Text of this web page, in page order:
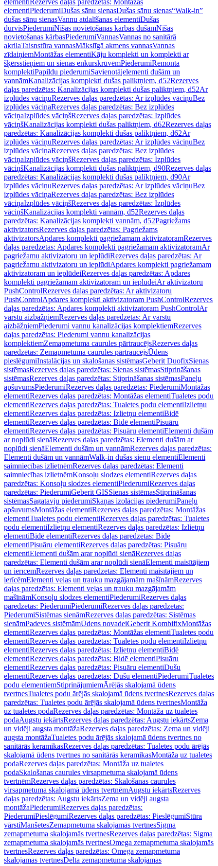
elementiRezerves daļas paredzētas: Montāžas
elementiPiederumiDušas sānu sienasDušas sānu sienas“Walk-in”
dušas sānu sienasVannu atdalīšanas elementiDušas
durvisPiederumiNišas novietošanas kārbas dušāmNišas
novietošanas kārbasPiederumiVannasVannas no sanitārā
akrilaTaisnstūra vannasMākslīgā akmens vannasVannas
zīdaiņiemMontāžas elementiKāju komplekti un komplekti ar
šķērsstieņiem un sienas enkurskrūvēmPiederumiRemonta
komplektiPapildu piederumiSavienotājelementi dušām un
vannāmKanalizācijas komplekti dušas paliktņiem, d52Rezerves
daļas paredzētas: Kanalizācijas komplekti dušas paliktņiem, d52Ar
izplūdes vāciņuRezerves daļas paredzētas: Ar izplūdes vāciņuBez
izplūdes vāciņaRezerves daļas paredzētas: Bez izplūdes
vāciņaIzplūdes vāciņšRezerves daļas paredzētas: Izplūdes
vāciņšKanalizācijas komplekti dušas paliktņiem, d62Rezerves daļas
paredzētas: Kanalizācijas komplekti dušas paliktņiem, d62Ar
izplūdes vāciņuRezerves daļas paredzētas: Ar izplūdes vāciņuBez
izplūdes vāciņaRezerves daļas paredzētas: Bez izplūdes
vāciņaIzplūdes vāciņšRezerves daļas paredzētas: Izplūdes
vāciņšKanalizācijas komplekti dušas paliktņiem, d90Rezerves daļas
paredzētas: Kanalizācijas komplekti dušas paliktņiem, d90Ar
izplūdes vāciņuRezerves daļas paredzētas: Ar izplūdes vāciņuBez
izplūdes vāciņaRezerves daļas paredzētas: Bez izplūdes
vāciņaIzplūdes vāciņšRezerves daļas paredzētas: Izplūdes
vāciņšKanalizācijas komplekti vannām, d52Rezerves daļas
paredzētas: Kanalizācijas komplekti vannām, d52Pagriežams
aktivizatorsRezerves daļas paredzētas: Pagriežams
aktivizatorsApdares komplekti pagriežamam aktivizatoramRezerves
daļas paredzētas: Apdares komplekti pagriežamam aktivizatoramAr
pagriežamu aktivizatoru un ieplūdiRezerves daļas paredzētas: Ar
pagriežamu aktivizatoru un ieplūdiApdares komplekti pagriežamam
aktivizatoram un ieplūdeiRezerves daļas paredzētas: Apdares
komplekti pagriežamam aktivizatoram un ieplūdeiAr aktivizatoru
PushControlRezerves daļas paredzētas: Ar aktivizatoru
PushControlApdares komplekti aktivizatoram PushControlRezerves
daļas paredzētas: Apdares komplekti aktivizatoram PushControlAr
vārstu aizbāžņiemRezerves daļas paredzētas: Ar vārstu
aizbāžņiemPiederumi vannu kanalizācijas komplektiemRezerves
daļas paredzētas: Piederumi vannu kanalizācijas
komplektiemZemapmetuma caurules pārtraucējsRezerves daļas
paredzētas: Zemapmetuma caurules pārtraucējsŪdens
pieslēgumiInstalācijas un skalošanas sistēmasGeberit DuofixSienas
sistēmasRezerves daļas paredzētas: Sienas sistēmasStiprināšanas
sistēmasRezerves daļas paredzētas: Stiprināšanas sistēmasPaneļu
apšuvumsPiederumiRezerves daļas paredzētas: PiederumiMontāžas
elementiRezerves daļas paredzētas: Montāžas elementiTualetes podu
elementiRezerves daļas paredzētas: Tualetes podu elementiIzlietņu
elementiRezerves daļas paredzētas: Izlietņu elementiBidē
elementiRezerves daļas paredzētas: Bidē elementiPisuāru
elementiRezerves daļas paredzētas: Pisuāru elementiElementi dušām
ar noplūdi sienāRezerves daļas paredzētas: Elementi dušām ar
noplūdi sienāElementi dušām un vannāmRezerves daļas paredzētas:
Elementi dušām un vannāmWalk-in dušas sienu elementiElementi
saimniecības izlietnēmRezerves daļas paredzētas: Elementi
saimniecības izlietnēmKonsoļu slodzes elementiRezerves daļas
paredzētas: Konsoļu slodzes elementiPiederumiRezerves daļas
paredzētas: PiederumiGeberit GISSienas sistēmasStiprināšanas
sistēmasSagatavju piederumiSkaņas izolācijas piederumiPaneļu
apšuvumsMontāžas elementiRezerves daļas paredzētas: Montāžas
elementiTualetes podu elementiRezerves daļas paredzētas: Tualetes
podu elementiIzlietņu elementiRezerves daļas paredzētas: Izlietņu
elementiBidē elementiRezerves daļas paredzētas: Bidē
elementiPisuāru elementiRezerves daļas paredzētas: Pisuāru
elementiElementi dušām arar noplūdi sienāRezerves daļas
paredzētas: Elementi dušām arar noplūdi sienāElementi maisītājiem
un ierīcēmRezerves daļas paredzētas: Elementi maisītājiem un
ierīcēmElementi veļas un trauku mazgājamām mašīnāmRezerves
daļas paredzētas: Elementi veļas un trauku mazgājamām
mašīnāmKonsoļu slodzes elementiPiederumiRezerves daļas
paredzētas: PiederumiPiederumiRezerves daļas paredzētas:
PiederumiSistēmas sienāmRezerves daļas paredzētas: Sistēmas
sienāmPadeves sistēmāmŪdens novadeiGeberit KombifixMontāžas
elementiRezerves daļas paredzētas: Montāžas elementiTualetes podu
elementiRezerves daļas paredzētas: Tualetes podu elementiIzlietņu
elementiRezerves daļas paredzētas: Izlietņu elementiBidē
elementiRezerves daļas paredzētas: Bidē elementiPisuāru
elementiRezerves daļas paredzētas: Pisuāru elementiDušu
elementiRezerves daļas paredzētas: Dušu elementiPiederumiTualetes
podu elementiemStiprinājumiemĀrējās skalojamā ūdens
tvertnesTualetes podu ārējās skalojamā ūdens tvertnesRezerves daļas
paredzētas: Tualetes podu ārējās skalojamā ūdens tvertnesMontāža
uz tualetes podaRezerves daļas paredzētas: Montāža uz tualetes
podaAugstu iekārtsRezerves daļas paredzētas: Augstu iekārtsZema
un vidēji augsta montāžaRezerves daļas paredzētas: Zema un vidēji
augsta montāžaTualetes podu ārējās skalojamā ūdens tvertnes no
sanitārās keramikasRezerves daļas paredzētas: Tualetes podu ārējās
skalojamā ūdens tvertnes no sanitārās keramikasMontāža uz tualetes
podaRezerves daļas paredzētas: Montāža uz tualetes
podaSkalošanas caurules virsapmetuma skalojamā ūdens
tvertnēmRezerves daļas paredzētas: Skalošanas caurules
virsapmetuma skalojamā ūdens tvertnēmAugstu iekārtsRezerves
daļas paredzētas: Augstu iekārtsZema un vidēji augsta
montāžaPiederumiRezerves daļas paredzētas:
PiederumiPieslēgumiRezerves daļas paredzētas: PieslēgumiStūra
vārstiManšetesZemapmetuma skalojamās tvertnesSigma
zemapmetuma skalojamās tvertnesRezerves daļas paredzētas: Sigma
zemapmetuma skalojamās tvertnesOmega zemapmetuma skalojamās
tvertnesRezerves daļas paredzētas: Omega zemapmetuma
skalojamās tvertnesDelta zemapmetuma skalojamās